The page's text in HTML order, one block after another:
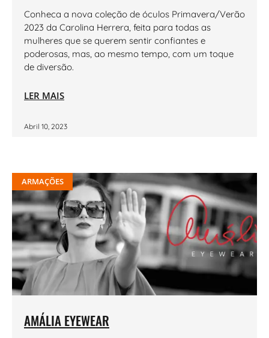
Conheca a nova coleção de óculos Primavera/Verão
2023 da Carolina Herrera, feita para todas as
mulheres que se querem sentir confiantes e
poderosas, mas, ao mesmo tempo, com um toque
de diversão.
LER MAIS
Abril 10, 2023
ARMAÇÕES
AMÁLIA EYEWEAR